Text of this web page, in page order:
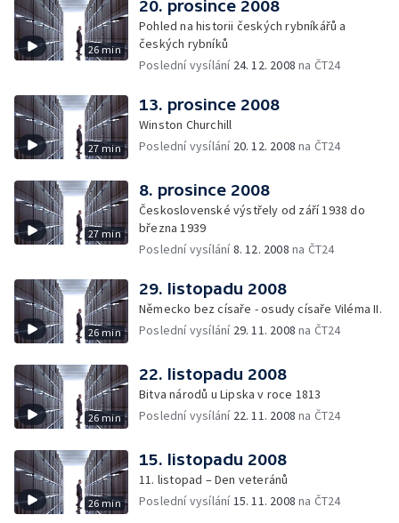
26 min
20. prosince 2008
Pohled na historii českých rybníkářů a
českých rybníků
Poslední vysílání 24. 12. 2008 na ČT24
27 min
13. prosince 2008
Winston Churchill
Poslední vysílání 20. 12. 2008 na ČT24
27 min
8. prosince 2008
Československé výstřely od září 1938 do
března 1939
Poslední vysílání8. 12. 2008 na ČT24
26 min
29. listopadu 2008
Německo bez císaře - osudy císaře Viléma II.
Poslední vysílání 29. 11. 2008 na ČT24
26 min
22. listopadu 2008
Bitva národů u Lipska v roce 1813
Poslední vysílání 22. 11. 2008 na ČT24
26 min
15. listopadu 2008
11. listopad – Den veteránů
Poslední vysílání15. 11. 2008 na ČT24